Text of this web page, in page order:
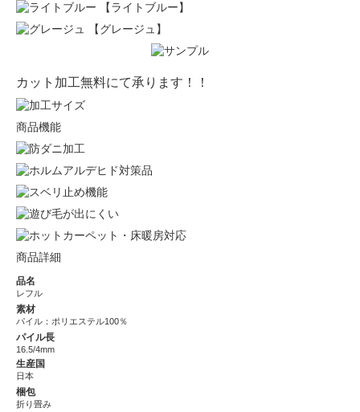
【ライトブルー】
【グレージュ】
カット加工無料にて承ります！！
商品機能
商品詳細
品名
レフル
素材
パイル：ポリエステル100％
パイル長
16.5/4mm
生産国
日本
梱包
折り畳み